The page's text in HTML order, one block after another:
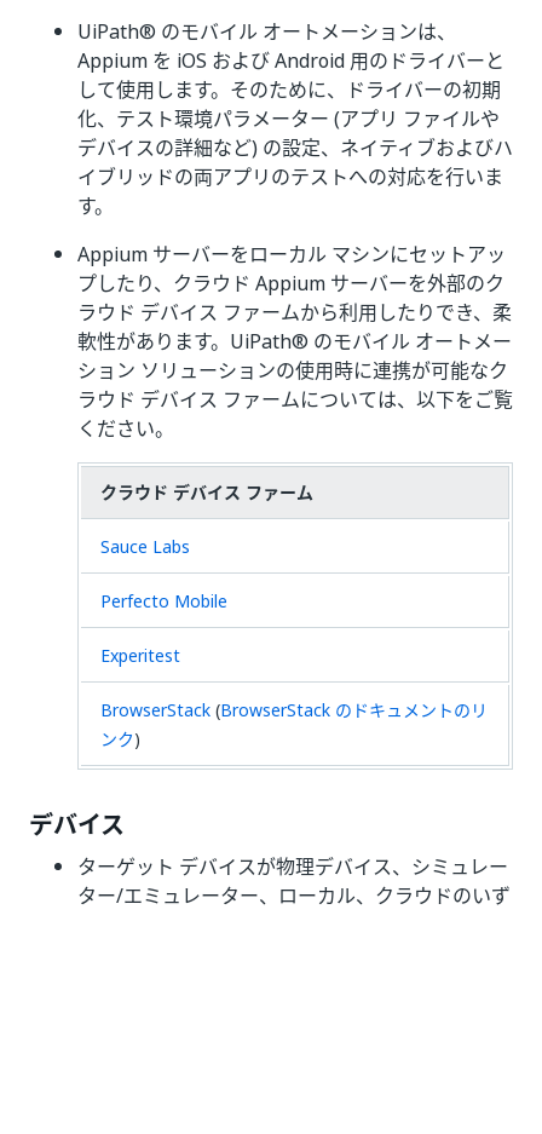
UiPath® のモバイル オートメーションは、
Appium を iOS および Android 用のドライバーと
して使用します。そのために、ドライバーの初期
化、テスト環境パラメーター (アプリ ファイルや
デバイスの詳細など) の設定、ネイティブおよびハ
イブリッドの両アプリのテストへの対応を行いま
す。
Appium サーバーをローカル マシンにセットアッ
プしたり、クラウド Appium サーバーを外部のク
ラウド デバイス ファームから利用したりでき、柔
軟性があります。UiPath® のモバイル オートメー
ション ソリューションの使用時に連携が可能なク
ラウド デバイス ファームについては、以下をご覧
ください。
クラウド デバイス ファーム
Sauce Labs
Perfecto Mobile
Experitest
BrowserStack(BrowserStack のドキュメントのリ
ンク)
デバイス
ターゲット デバイスが物理デバイス、シミュレー
ター/エミュレーター、ローカル、クラウドのいず